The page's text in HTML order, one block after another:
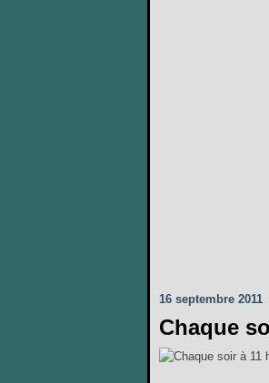
16 septembre 2011
Chaque